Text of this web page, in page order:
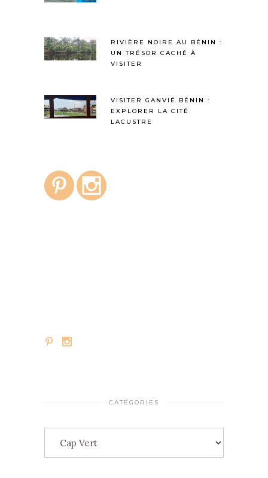
RIVIÈRE NOIRE AU BÉNIN :
UN TRÉSOR CACHÉ À
VISITER
VISITER GANVIÉ BÉNIN :
EXPLORER LA CITÉ
LACUSTRE
CATÉGORIES
Catégories